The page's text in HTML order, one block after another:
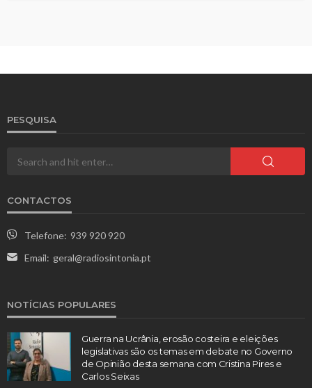
PESQUISA
CONTACTOS
Telefone: 939 920 920
Email: geral@radiosintonia.pt
NOTÍCIAS POPULARES
Guerra na Ucrânia, erosão costeira e eleições
legislativas são os temas em debate no Governo
de Opinião desta semana com Cristina Pires e
Carlos Seixas